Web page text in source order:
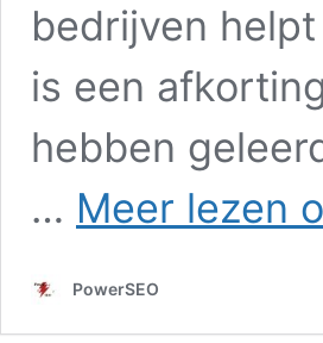
bedrijven
is een
hebben
… Meer lezen
PowerSEO